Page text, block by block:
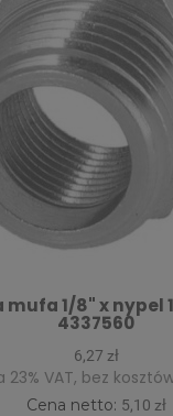
mufa 1/8" x nypel
4337560
6,27 zł
23% VAT, bez
Cena netto: 5,10 zł